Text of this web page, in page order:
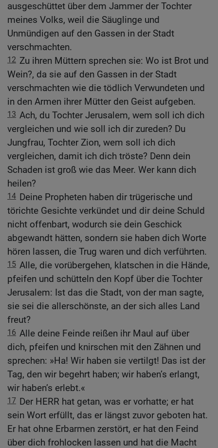
ausgeschüttet über dem Jammer der Tochter
meines Volks, weil die Säuglinge und
Unmündigen auf den Gassen in der Stadt
verschmachten.
12 Zu ihren Müttern sprechen sie: Wo ist Brot und
Wein?, da sie auf den Gassen in der Stadt
verschmachten wie die tödlich Verwundeten und
in den Armen ihrer Mütter den Geist aufgeben.
13 Ach, du Tochter Jerusalem, wem soll ich dich
vergleichen und wie soll ich dir zureden? Du
Jungfrau, Tochter Zion, wem soll ich dich
vergleichen, damit ich dich tröste? Denn dein
Schaden ist groß wie das Meer. Wer kann dich
heilen?
14 Deine Propheten haben dir trügerische und
törichte Gesichte verkündet und dir deine Schuld
nicht offenbart, wodurch sie dein Geschick
abgewandt hätten, sondern sie haben dich Worte
hören lassen, die Trug waren und dich verführten.
15 Alle, die vorübergehen, klatschen in die Hände,
pfeifen und schütteln den Kopf über die Tochter
Jerusalem: Ist das die Stadt, von der man sagte,
sie sei die allerschönste, an der sich alles Land
freut?
16 Alle deine Feinde reißen ihr Maul auf über
dich, pfeifen und knirschen mit den Zähnen und
sprechen: »Ha! Wir haben sie vertilgt! Das ist der
Tag, den wir begehrt haben; wir haben’s erlangt,
wir haben’s erlebt.«
17 Der HERR hat getan, was er vorhatte; er hat
sein Wort erfüllt, das er längst zuvor geboten hat.
Er hat ohne Erbarmen zerstört, er hat den Feind
über dich frohlocken lassen und hat die Macht